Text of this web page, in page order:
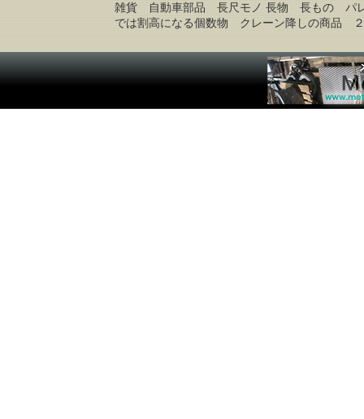
雑貨 自動車部品 長尺モノ 長物 長もの パ
では割高になる個数物 クレーン降しの商品